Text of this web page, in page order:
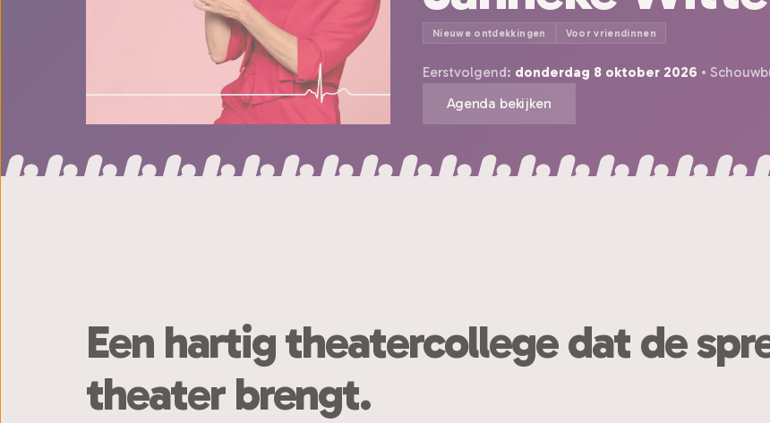
Nieuwe ontdekkingen Voor vriendinnen
Eerstvolgend: donderdag 8 oktober 2026 •
Agenda bekijken
Een hartig theatercollege dat de
theater brengt.